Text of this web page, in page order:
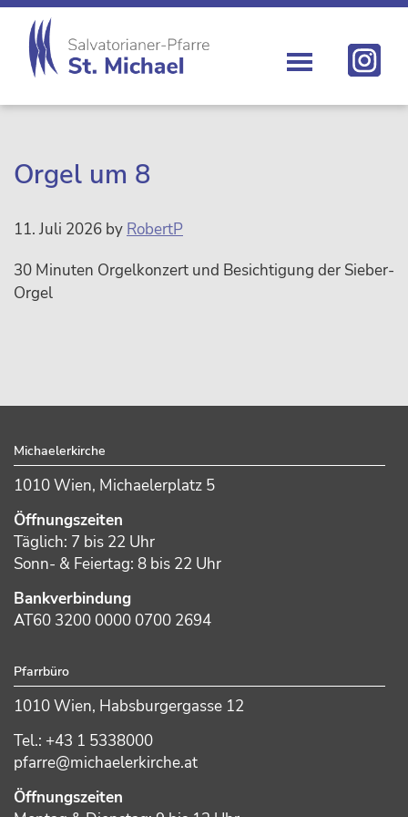
Zur
Hauptnavigation
springen
Skip
main
content
Zur
Hauptsidebar
springen
Zur
Fußzeile
springen
Michael
Michaelerkirche
Wiens
Orgel um 8
11. Juli 2026 by RobertP
30 Minuten Orgelkonzert und Besichtigung der Sieber-
Orgel
Michaelerkirche
1010 Wien, Michaelerplatz 5
Öffnungszeiten
Täglich: 7 bis 22 Uhr
Sonn- & Feiertag: 8 bis 22 Uhr
Bankverbindung
AT60 3200 0000 0700 2694
Pfarrbüro
1010 Wien, Habsburgergasse 12
Tel.: +43 1 5338000
pfarre@michaelerkirche.at
Öffnungszeiten